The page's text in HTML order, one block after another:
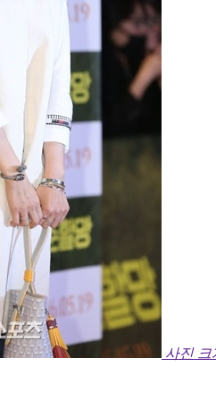
사진 크